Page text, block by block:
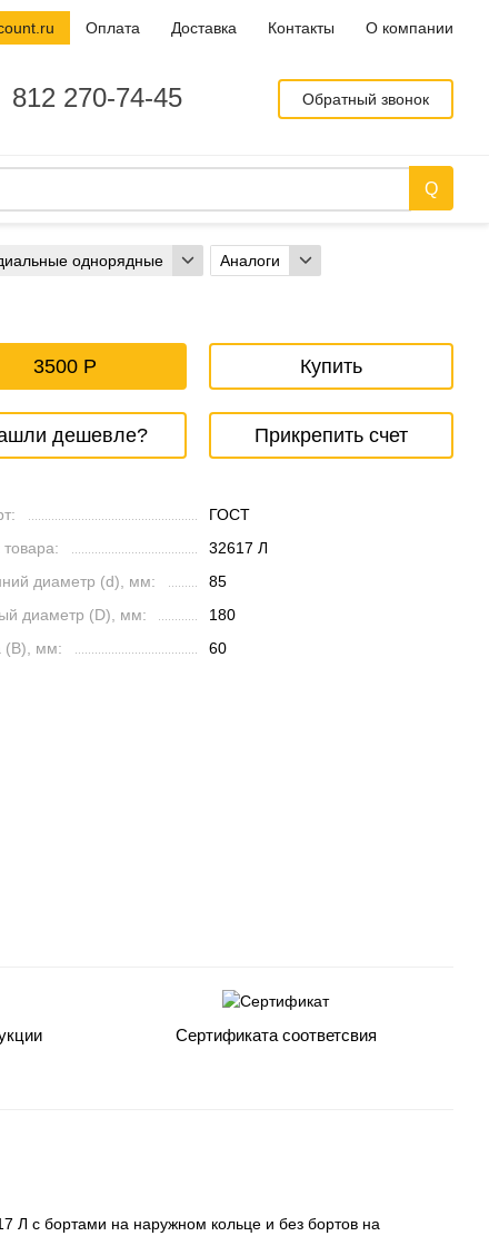
однорядные Аналоги
3500 Купить
дешевле? Прикрепить счет
ГОСТ
товара:
32617 Л
диаметр (d), мм:
85
диаметр (D), мм:
180
(B), мм:
60
Сертификата соответсвия
Л с бортами на наружном кольце и без бортов на
812 270-74-45 Обратный звонок
Оплата Доставка Контакты О компании